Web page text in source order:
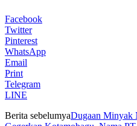
Facebook
Twitter
Pinterest
WhatsApp
Email
Print
Telegram
LINE
Berita sebelumyaDugaan Minyak